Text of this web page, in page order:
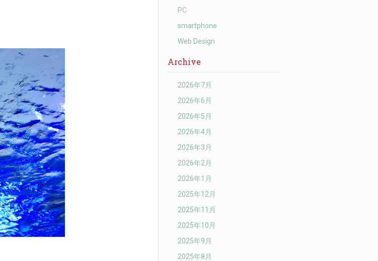
PC
smartphone
Web Design
Archive
2026年7月
2026年6月
2026年5月
2026年4月
2026年3月
2026年2月
2026年1月
2025年12月
2025年11月
2025年10月
2025年9月
2025年8月